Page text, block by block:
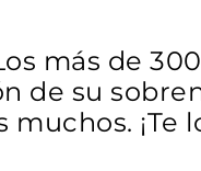
más de
de su
¡Te